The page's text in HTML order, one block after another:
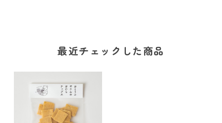
最近チェックした商品